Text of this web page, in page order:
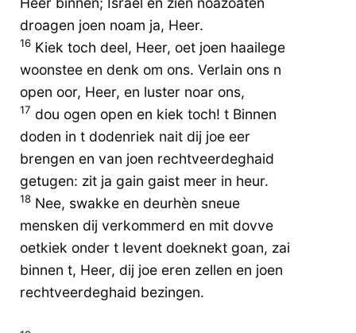
droagen joen noam ja, Heer.
16 Kiek toch deel, Heer, oet joen haailege
woonstee en denk om ons. Verlain ons n
open oor, Heer, en luster noar ons,
17 dou ogen open en kiek toch! t Binnen
doden in t dodenriek nait dij joe eer
brengen en van joen rechtveerdeghaid
getugen: zit ja gain gaist meer in heur.
18 Nee, swakke en deurhèn sneue
mensken dij verkommerd en mit dovve
oetkiek onder t levent doeknekt goan, zai
binnen t, Heer, dij joe eren zellen en joen
rechtveerdeghaid bezingen.